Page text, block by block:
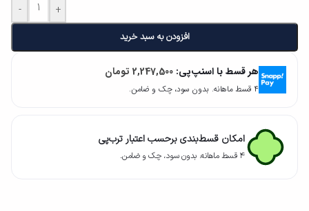
- +
افزودن به سبد خرید
هر قسط با اسنپ‌پی: 2,247,500 تومان
۴ قسط ماهانه. بدون سود، چک و ضامن.
امکان قسط‌بندی برحسب اعتبار ترب‌پی
۴ قسط ماهانه. بدون سود، چک و ضامن.